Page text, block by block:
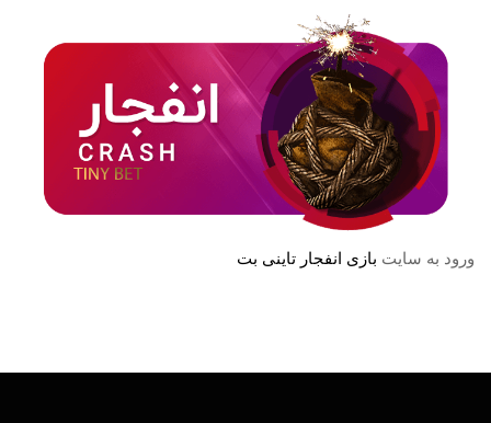
ورود به سایت بازی انفجار تاینی بت